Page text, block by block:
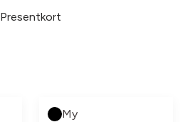
Presentkort
My